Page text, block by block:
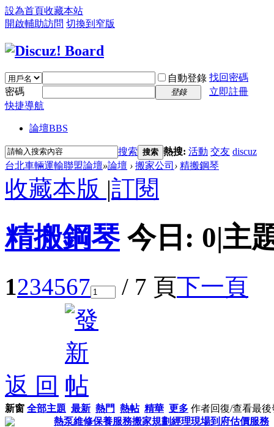
設為首頁收藏本站
開啟輔助訪問 切換到窄版
自動登錄 找回密碼
密碼
登錄
立即註冊
快捷導航
論壇BBS
搜索 搜索 熱搜: 活動 交友 discuz
台北車輛運輸聯盟論壇»論壇 › 搬家公司 › 精搬鋼琴
收藏本版 |訂閱
精搬鋼琴 今日: 0|主
1234567 / 7 頁下一頁
返 回
新窗 全部主題 最新 熱門 熱帖 精華 更多 作者回復/查看最後
熱泵維修保養服務搬家規劃經理現場到府估價服務